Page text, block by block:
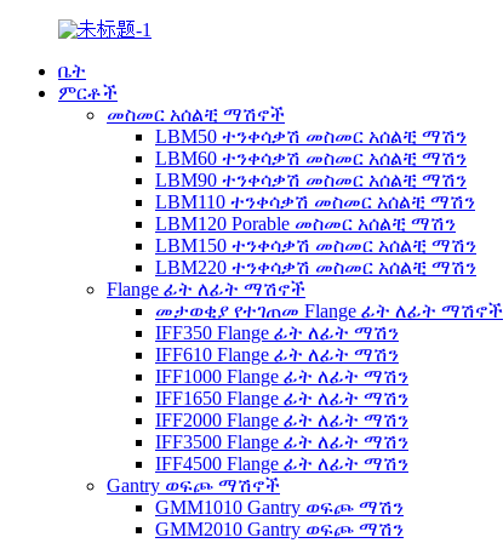
ቤት
ምርቶች
መስመር አሰልቺ ማሽኖች
LBM50 ተንቀሳቃሽ መስመር አሰልቺ ማሽን
LBM60 ተንቀሳቃሽ መስመር አሰልቺ ማሽን
LBM90 ተንቀሳቃሽ መስመር አሰልቺ ማሽን
LBM110 ተንቀሳቃሽ መስመር አሰልቺ ማሽን
LBM120 Porable መስመር አሰልቺ ማሽን
LBM150 ተንቀሳቃሽ መስመር አሰልቺ ማሽን
LBM220 ተንቀሳቃሽ መስመር አሰልቺ ማሽን
Flange ፊት ለፊት ማሽኖች
መታወቂያ የተገጠመ Flange ፊት ለፊት ማሽኖች
IFF350 Flange ፊት ለፊት ማሽን
IFF610 Flange ፊት ለፊት ማሽን
IFF1000 Flange ፊት ለፊት ማሽን
IFF1650 Flange ፊት ለፊት ማሽን
IFF2000 Flange ፊት ለፊት ማሽን
IFF3500 Flange ፊት ለፊት ማሽን
IFF4500 Flange ፊት ለፊት ማሽን
Gantry ወፍጮ ማሽኖች
GMM1010 Gantry ወፍጮ ማሽን
GMM2010 Gantry ወፍጮ ማሽን